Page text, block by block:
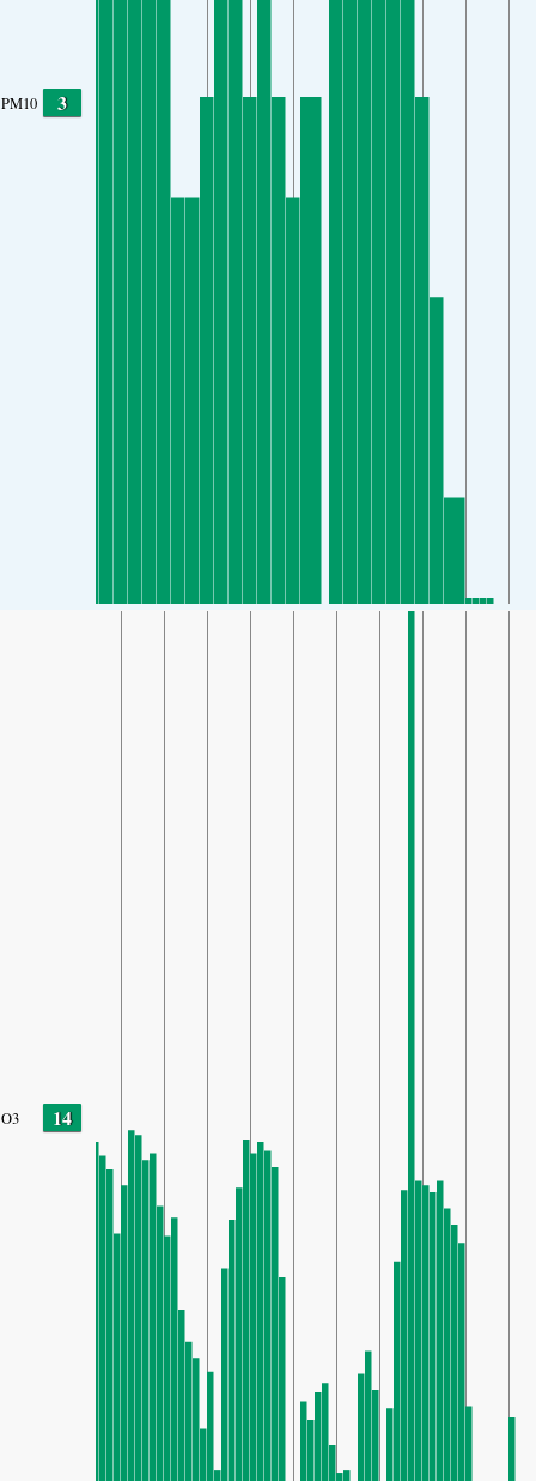
PM10 3
O3 14